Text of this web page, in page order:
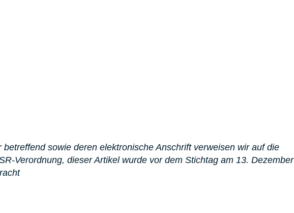
sowie deren elektronische Anschrift verweisen wir auf die
Verordnung, dieser Artikel wurde vor dem Stichtag am 13. Dezember